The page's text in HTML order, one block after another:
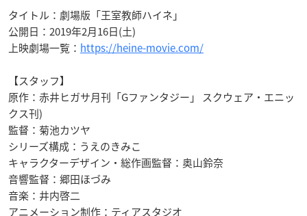
タイトル：劇場版「王室教師ハイネ」
公開日：2019年2月16日(土)
上映劇場一覧： https://heine-movie.com/
【スタッフ】
原作：赤井ヒガサ月刊「Gファンタジー」 スクウェア・エニッ
クス刊)
監督：菊池カツヤ
シリーズ構成：うえのきみこ
キャラクターデザイン・総作画監督：奥山鈴奈
音響監督：郷田ほづみ
音楽：井内啓二
アニメーション制作：ティアスタジオ